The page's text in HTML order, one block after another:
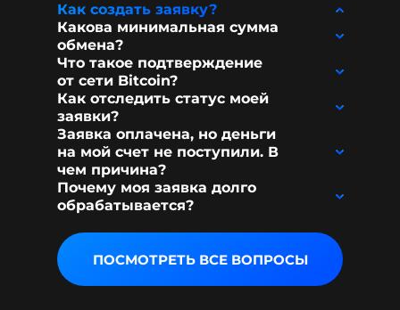
Как создать заявку?
Какова минимальная сумма
обмена?
Что такое подтверждение
от сети Bitcoin?
Как отследить статус моей
заявки?
Заявка оплачена, но деньги
на мой счет не поступили. В
чем причина?
Почему моя заявка долго
обрабатывается?
ПОСМОТРЕТЬ ВСЕ ВОПРОСЫ